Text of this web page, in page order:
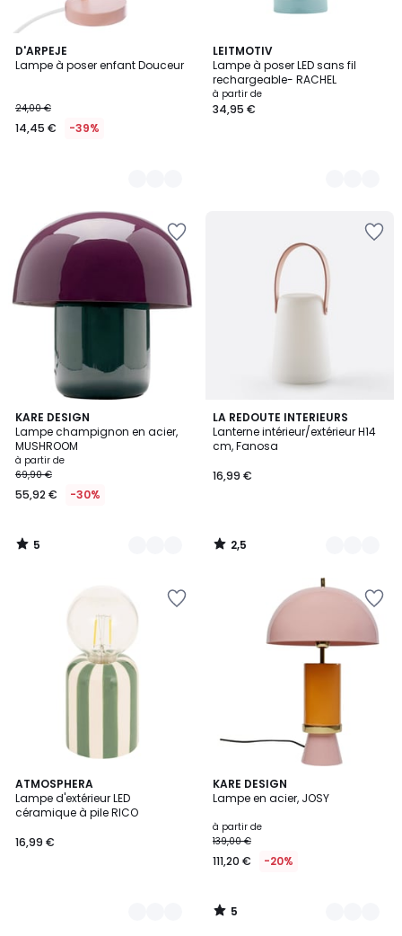
D'ARPEJE
Lampe à poser enfant Douceur
24,00 €
14,45 € -39%
2
Couleurs
LEITMOTIV
Lampe à poser LED sans fil
rechargeable- RACHEL
à partir de
34,95 €
7
Couleurs
KARE DESIGN
Lampe champignon en acier,
MUSHROOM
à partir de
69,90 €
55,92 € -30%
5
/
5
11
Couleurs
5
/
LA REDOUTE INTERIEURS
Lanterne intérieur/extérieur H14
cm, Fanosa
16,99 €
2,5
/ 5
3
Couleurs
2,5
/
ATMOSPHERA
Lampe d'extérieur LED
céramique à pile RICO
16,99 €
2
Couleurs
KARE DESIGN
Lampe en acier, JOSY
à partir de
139,00 €
111,20 € -20%
5
/
3
Couleurs
5
/